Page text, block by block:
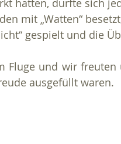
mit „Watten“
gespielt und die
Fluge und wir
ausgefüllt waren.